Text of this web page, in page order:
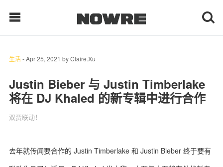
每日鲜榨
现客视点
时 尚
生活-Apr 25, 2021 byClaire.Xu
Justin Bieber 与 Justin Timberlake
将在 DJ Khaled 的新专辑中进行合作
双贾联动！
去年就传闻要合作的 Justin Timberlake 和 Justin Bieber 终于要有